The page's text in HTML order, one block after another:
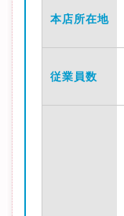
本店所在地
従業員数